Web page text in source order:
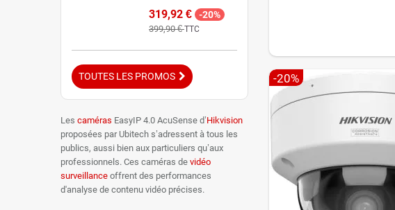
-20%
319,92 € -20%
399,90 €TTC
TOUTES LES PROMOS
Les caméras EasyIP 4.0 AcuSense d’Hikvision
proposées par Ubitech s’adressent à tous les
publics, aussi bien aux particuliers qu’aux
professionnels. Ces caméras de vidéo
surveillance offrent des performances
d'analyse de contenu vidéo précises.